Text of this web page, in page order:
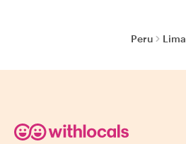
Peru Lima